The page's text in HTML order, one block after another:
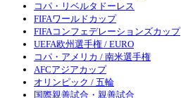
コパ・リベルタドーレス
FIFAワールドカップ
FIFAコンフェデレーションズカップ
UEFA欧州選手権 / EURO
コパ・アメリカ / 南米選手権
AFCアジアカップ
オリンピック / 五輪
国際親善試合・親善試合